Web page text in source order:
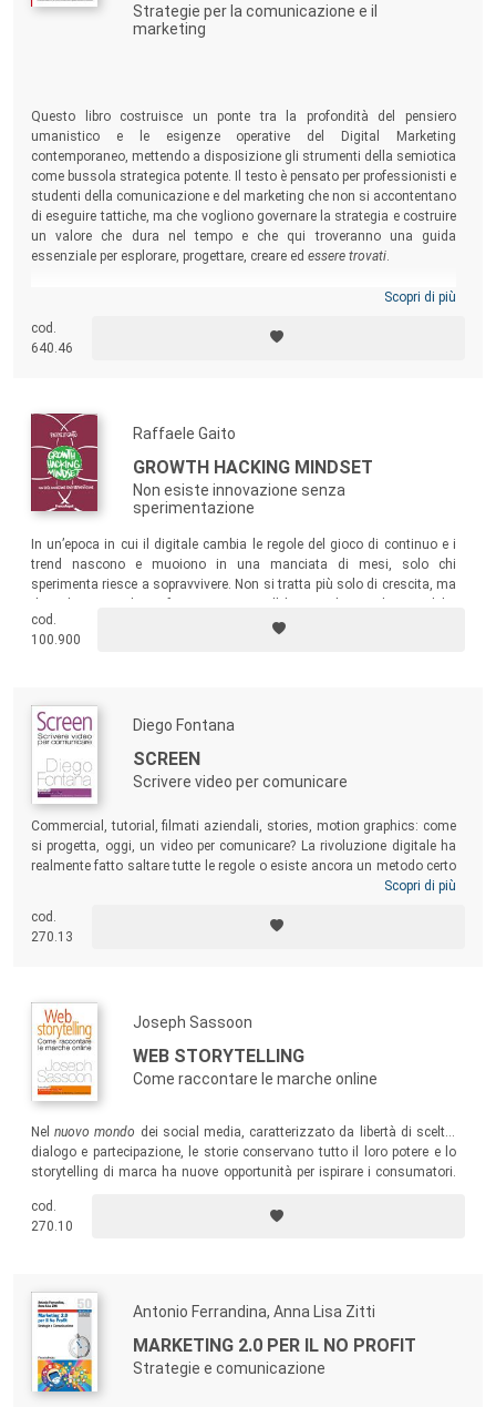
Strategie per la comunicazione e il
marketing
Questo libro costruisce un ponte tra la profondità del pensiero
umanistico e le esigenze operative del Digital Marketing
contemporaneo, mettendo a disposizione gli strumenti della semiotica
come bussola strategica potente. Il testo è pensato per professionisti e
studenti della comunicazione e del marketing che non si accontentano
di eseguire tattiche, ma che vogliono governare la strategia e costruire
un valore che dura nel tempo e che qui troveranno una guida
essenziale per esplorare, progettare, creare ed essere trovati
Scopri di più
cod.
640.46
Raffaele Gaito
GROWTH HACKING MINDSET
Non esiste innovazione senza
sperimentazione
In un’epoca in cui il digitale cambia le regole del gioco di continuo e i
trend nascono e muoiono in una manciata di mesi, solo chi
sperimenta riesce a sopravvivere. Non si tratta più solo di crescita, ma
domanda scomoda e di rompere un po’ di schemi, questo libro guiderà
il lettore nel mondo della sperimentazione, dell’analisi dei dati e del
cod.
100.900
Diego Fontana
SCREEN
Scrivere video per comunicare
Commercial, tutorial, filmati aziendali, stories, motion graphics: come
si progetta, oggi, un video per comunicare? La rivoluzione digitale ha
realmente fatto saltare tutte le regole o esiste ancora un metodo certo
è pensato tanto per il
creativi, quanto per coloro che si trovino alle prese con i primi incarichi
e siano alla ricerca di un manuale completo grazie a cui comprendere
Scopri di più
cod.
270.13
Joseph Sassoon
WEB STORYTELLING
Come raccontare le marche online
Nelnuovo mondo dei social media, caratterizzato da libertà di scelta,
dialogo e partecipazione, le storie conservano tutto il loro potere e lo
storytelling di marca ha nuove opportunità per ispirare i consumatori.
testo un utile strumento di stimolo e di lavoro per tutti coloro che si
occupano di web communication e marketing.
cod.
270.10
Antonio Ferrandina, Anna Lisa Zitti
MARKETING 2.0 PER IL NO PROFIT
Strategie e comunicazione